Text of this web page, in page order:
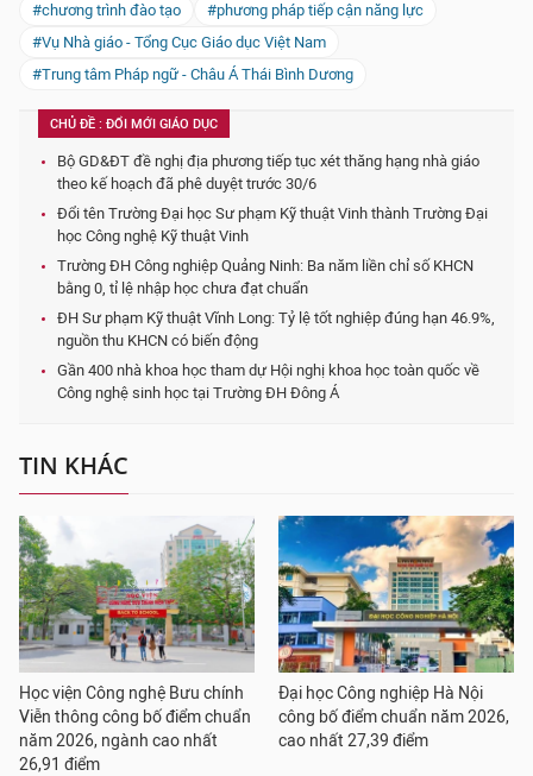
#chương trình đào tạo
#phương pháp tiếp cận năng lực
#Vụ Nhà giáo - Tổng Cục Giáo dục Việt Nam
#Trung tâm Pháp ngữ - Châu Á Thái Bình Dương
CHỦ ĐỀ : ĐỔI MỚI GIÁO DỤC
Bộ GD&ĐT đề nghị địa phương tiếp tục xét thăng hạng nhà giáo
theo kế hoạch đã phê duyệt trước 30/6
Đổi tên Trường Đại học Sư phạm Kỹ thuật Vinh thành Trường Đại
học Công nghệ Kỹ thuật Vinh
Trường ĐH Công nghiệp Quảng Ninh: Ba năm liền chỉ số KHCN
bằng 0, tỉ lệ nhập học chưa đạt chuẩn
ĐH Sư phạm Kỹ thuật Vĩnh Long: Tỷ lệ tốt nghiệp đúng hạn 46.9%,
nguồn thu KHCN có biến động
Gần 400 nhà khoa học tham dự Hội nghị khoa học toàn quốc về
Công nghệ sinh học tại Trường ĐH Đông Á
TIN KHÁC
Học viện Công nghệ Bưu chính
Viễn thông công bố điểm chuẩn
năm 2026, ngành cao nhất
26,91 điểm
Đại học Công nghiệp Hà Nội
công bố điểm chuẩn năm 2026,
cao nhất 27,39 điểm